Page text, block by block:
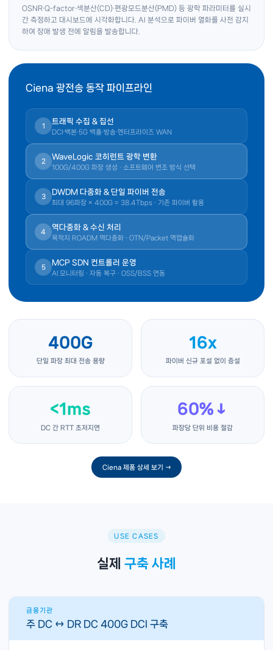
OSNR·Q-factor·색분산(CD)·편광모드분산(PMD) 등 광학 파라미터를 실시
간 측정하고 대시보드에 시각화합니다. AI 분석으로 파이버 열화를 사전 감지
하여 장애 발생 전에 알림을 발송합니다.
Ciena 광전송 동작 파이프라인
1
트래픽 수집 & 집선
DCI·백본·5G 백홀·방송·엔터프라이즈 WAN
2
WaveLogic 코히런트 광학 변환
100G/400G 파장 생성 · 소프트웨어 변조 방식 선택
3
DWDM 다중화 & 단일 파이버 전송
최대 96파장 × 400G = 38.4Tbps · 기존 파이버 활용
4
역다중화 & 수신 처리
목적지 ROADM 역다중화 · OTN/Packet 역캡슐화
5
MCP SDN 컨트롤러 운영
AI 모니터링 · 자동 복구 · OSS/BSS 연동
400G
단일 파장 최대 전송 용량
16x
파이버 신규 포설 없이 증설
<1ms
DC 간 RTT 초저지연
60%↓
파장당 단위 비용 절감
Ciena 제품 상세 보기 →
USE CASES
실제 구축 사례
금융기관
주 DC ↔ DR DC 400G DCI 구축